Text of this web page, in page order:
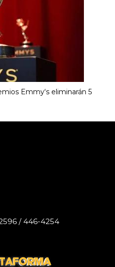
Emmy‘s eliminarán 5
/ 446-4254